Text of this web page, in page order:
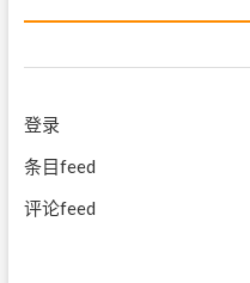
登录
条目feed
评论feed